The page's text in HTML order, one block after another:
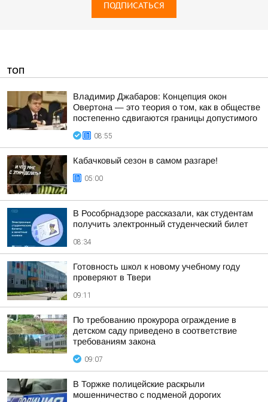
ПОДПИСАТЬСЯ
ТОП
Владимир Джабаров: Концепция окон
Овертона — это теория о том, как в обществе
постепенно сдвигаются границы допустимого
08:55
Кабачковый сезон в самом разгаре!
05:00
В Рособрнадзоре рассказали, как студентам
получить электронный студенческий билет
08:34
Готовность школ к новому учебному году
проверяют в Твери
09:11
По требованию прокурора ограждение в
детском саду приведено в соответствие
требованиям закона
09:07
В Торжке полицейские раскрыли
мошенничество с подменой дорогих